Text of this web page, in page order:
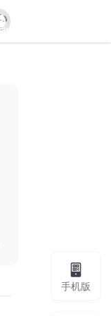
手机版